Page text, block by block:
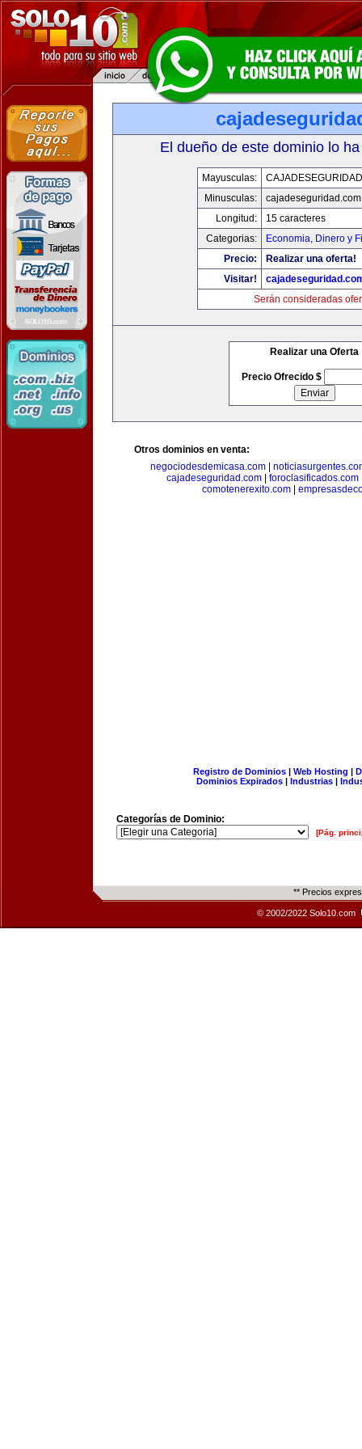
El dueño de este dominio lo
Mayusculas:
Minusculas:
cajadeseguridad.com
Longitud:
15 caracteres
Categorias:
Economia, Dinero y
Precio:
Realizar una oferta!
Visitar!
Serán consideradas
Realizar una Oferta
Precio Ofrecido $
Otros dominios en venta:
negociodesdemicasa.com
cajadeseguridad.com
foroclasificados.com
comotenerexito.com|
Registro de Dominios| Web Hosting |
Dominios Expirados | Industrias |
Categorías de Dominio:
[Pág.
** Precios
© 2002/2022 Solo10.com